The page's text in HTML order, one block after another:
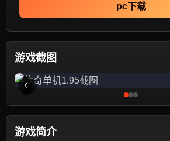
pc下载
游戏截图
游戏简介